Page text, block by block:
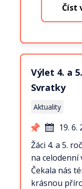
Číst
Výlet 4. a
Svratky
Aktuality
19. 6.
Žáci 4. a 5.
na celodenní
Čekala nás
krásnou